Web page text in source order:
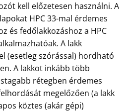
kell előzetesen használni. A
HPC 33-mal érdemes
és fedőlakkozáshoz a HPC
A lakk
(esetleg szórással) hordható
A lakkot inkább több
rétegben érdemes
megelőzően (a lakk
köztes (akár gépi)